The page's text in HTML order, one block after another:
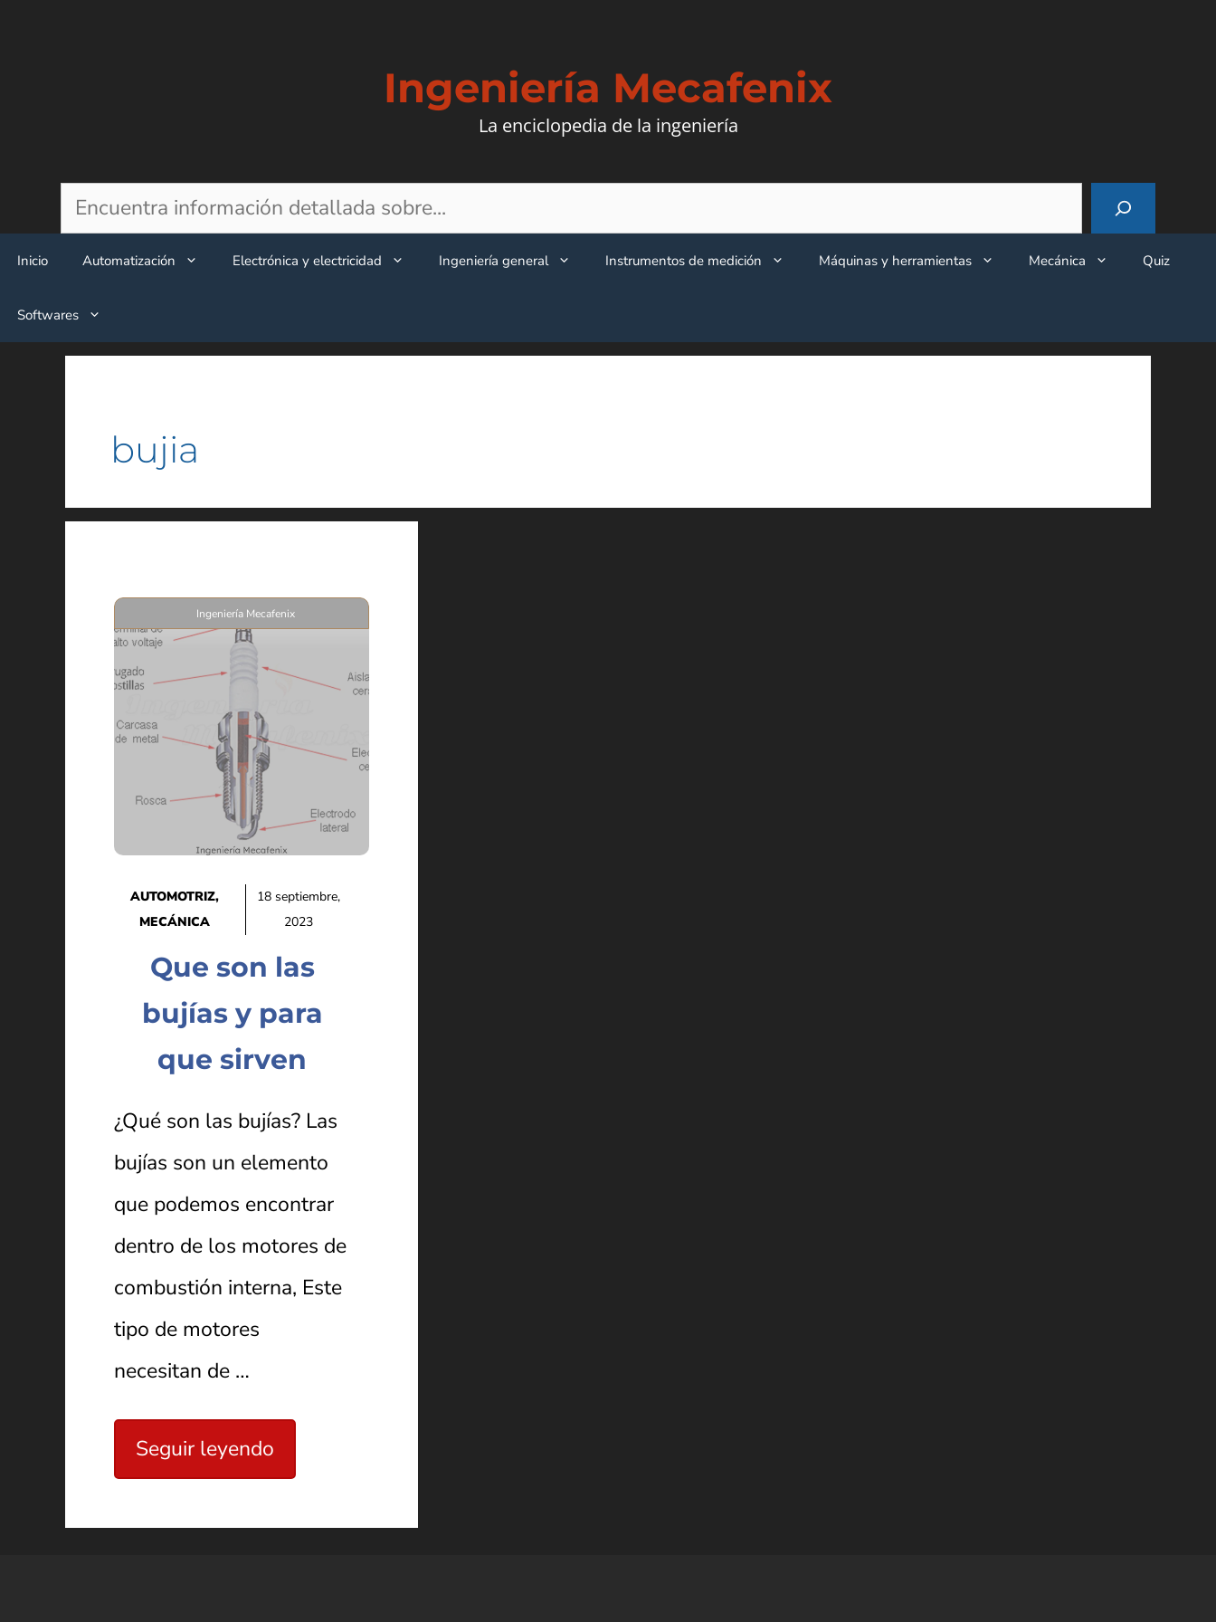
Ingeniería Mecafenix
La enciclopedia de la ingeniería
Inicio Automatización Electrónica y electricidad Ingeniería general Instrumentos de medición Máquinas y herramientas Mecánica Quiz
Softwares
bujia
Ingeniería Mecafenix
AUTOMOTRIZ,
MECÁNICA
18 septiembre,
2023
Que son las
bujías y para
que sirven
¿Qué son las bujías? Las
bujías son un elemento
que podemos encontrar
dentro de los motores de
combustión interna, Este
tipo de motores
necesitan de …
Seguir leyendo